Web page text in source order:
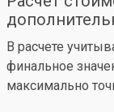
В расчете
финальное
максимально